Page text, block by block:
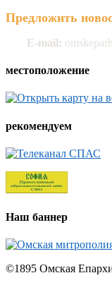
Предложить
E-mail:
местоположение
рекомендуем
Наш баннер
©1895 Омская